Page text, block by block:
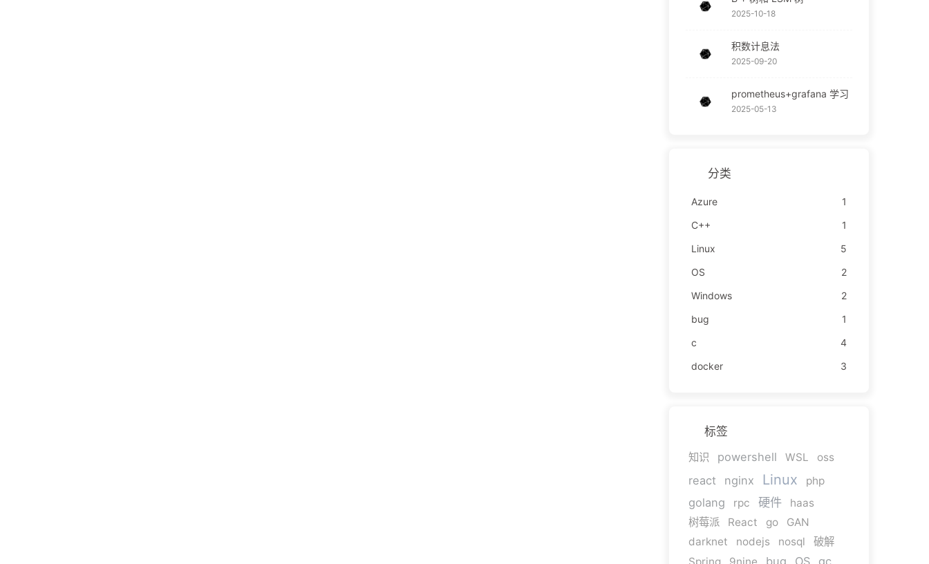
2025-10-18
积数计息法
2025-09-20
prometheus+grafana 学习
2025-05-13
分类
Azure
1
C++
1
Linux
5
OS
2
Windows
2
bug
1
c
4
docker
3
标签
知识 powershell WSL oss
react nginx Linux php
golang rpc 硬件
haas
树莓派
React go
GAN
darknet
nodejs nosql
破解